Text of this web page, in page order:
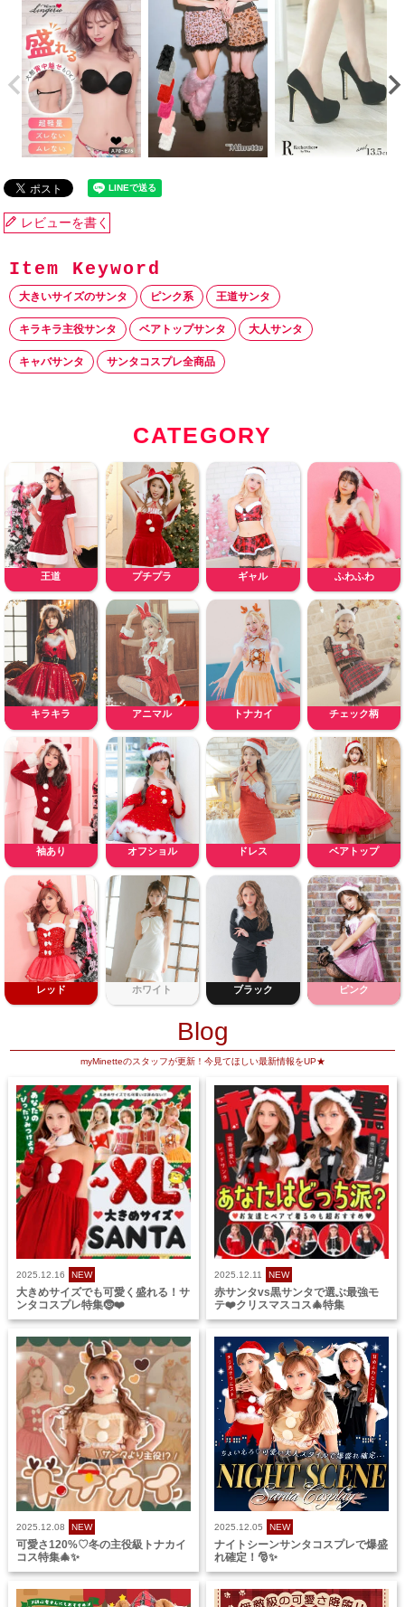
レビューを書く
大きいサイズのサンタ ピンク系 王道サンタ
キラキラ主役サンタ ベアトップサンタ 大人サンタ
キャバサンタ サンタコスプレ全商品
CATEGORY
王道 プチプラ ギャル ふわふわ
キラキラ アニマル トナカイ チェック柄
袖あり オフショル ドレス ベアトップ
レッド ホワイト ブラック ピンク
Blog
myMinetteのスタッフが更新！今見てほしい最新情報をUP★
2025.12.16 NEW
大きめサイズでも可愛く盛れる！サ
ンタコスプレ特集🤶❤️
2025.12.11 NEW
赤サンタvs黒サンタで選ぶ最強モ
テ❤️クリスマスコス🎄特集
2025.12.08 NEW
可愛さ120%♡冬の主役級トナカイ
コス特集🎄✨
2025.12.05 NEW
ナイトシーンサンタコスプレで爆盛
れ確定！🎅✨